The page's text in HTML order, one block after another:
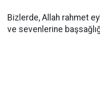
Bizlerde, Allah rahmet
ve sevenlerine